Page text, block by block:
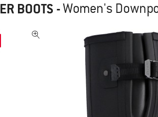
BOOTS -Women's